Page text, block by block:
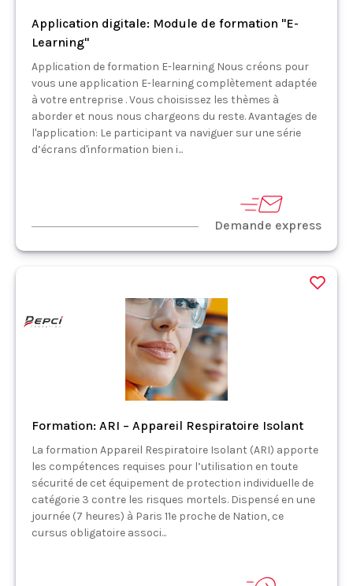
Application digitale: Module de formation "E-
Learning"
Application de formation E-learning Nous créons pour
vous une application E-learning complètement adaptée
à votre entreprise . Vous choisissez les thèmes à
aborder et nous nous chargeons du reste. Avantages de
l'application: Le participant va naviguer sur une série
d’écrans d'information bien i...
Demande express
Formation: ARI – Appareil Respiratoire Isolant
La formation Appareil Respiratoire Isolant (ARI) apporte
les compétences requises pour l’utilisation en toute
sécurité de cet équipement de protection individuelle de
catégorie 3 contre les risques mortels. Dispensé en une
journée (7 heures) à Paris 11e proche de Nation, ce
cursus obligatoire associ...